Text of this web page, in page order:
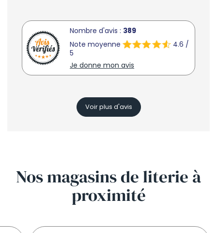
Nombre d'avis : 389
Note moyenne
4.6 /
5
Je donne mon avis
Voir plus d'avis
Nosmagasinsde literie à
proximité